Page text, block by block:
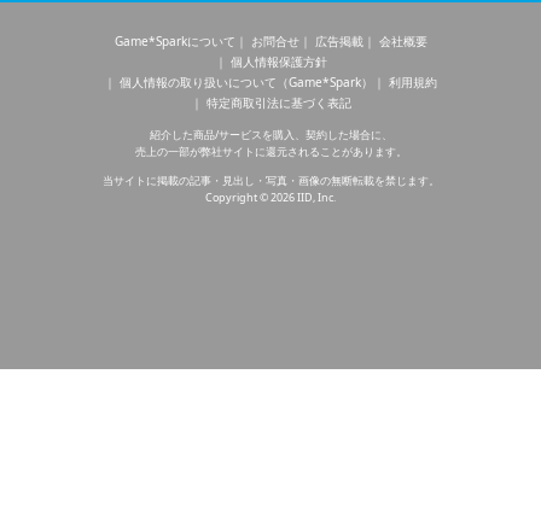
Game*Sparkについて お問合せ 広告掲載
会社概要
個人情報保護方針
個人情報の取り扱いについて（Game*Spark）
利用規約
特定商取引法に基づく表記
紹介した商品/サービスを購入、契約した場合に、
売上の一部が弊社サイトに還元されることがあります。
当サイトに掲載の記事・見出し・写真・画像の無断転載を禁じます。
Copyright © 2026 IID, Inc.